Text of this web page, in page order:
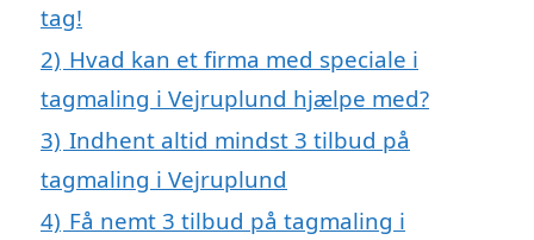
tag!
2) Hvad kan et firma med speciale i
tagmaling i Vejruplund hjælpe med?
3) Indhent altid mindst 3 tilbud på
tagmaling i Vejruplund
4) Få nemt 3 tilbud på tagmaling i